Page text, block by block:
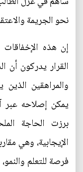
نحو الجريمة
إن هذه الإخفاقات
القرار يدركون أن
والمراهقين
يمكن إصلاحه عبر
برزت الحاجة
الإيجابية، وهي
فرصة للتعلم